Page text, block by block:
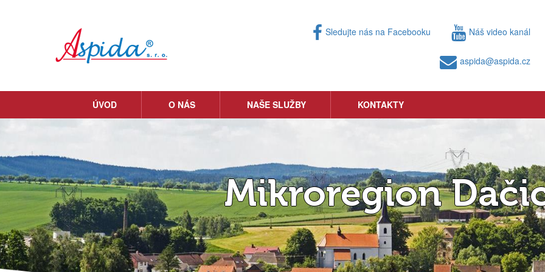
Sledujte nás na Facebooku Náš video kanál
aspida@aspida.cz
ÚVOD O NÁS NAŠE SLUŽBY KONTAKTY
Mikroregion